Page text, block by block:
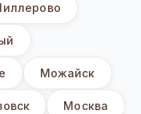
Можайск
Москва